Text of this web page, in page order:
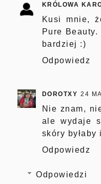
KRÓLOWA
Kusi mnie,
Pure
bardziej :)
Odpowiedz
DOROTXY 24
Nie znam,
ale wydaje
skóry byłaby
Odpowiedz
Odpowiedzi